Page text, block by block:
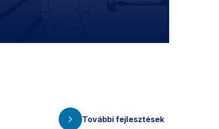
További fejlesztések